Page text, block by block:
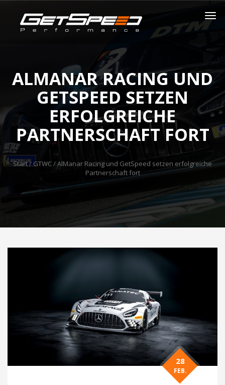
ALMANAR RACING UND
GETSPEED SETZEN
ERFOLGREICHE
PARTNERSCHAFT FORT
Start/GTWC/ AlManar Racing und GetSpeed setzen erfolgreiche
Partnerschaft fort
28
FEB.